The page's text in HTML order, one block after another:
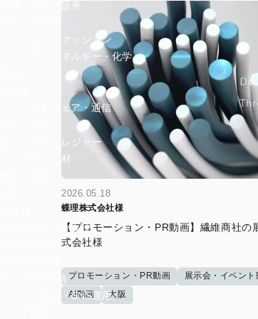
金融・保険・証券
アパレル・ファッション
インフラ・エネルギー・化学
IT・ソフトウェア・通信
観光・旅行・レジャー
コンサル・人材
動画マーケティング
テレビCM出稿
ショート動画・SNS運用
2026.05.18
蝶理株式会社様
【プロモーション・PR動画】繊維商社
式会社様
プロモーション・PR動画 展示会・イベント
AI動画
大阪